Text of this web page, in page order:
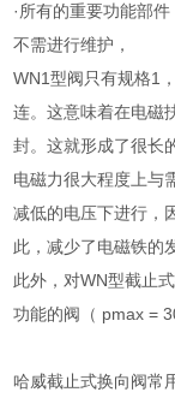
·所有的重要功能部
不需进行维护，
WN1型阀只有规格1
连。这意味着在电磁
封。这就形成了很长
电磁力很大程度上与
减低的电压下进行，
此，减少了电磁铁的
此外，对WN型截止
功能的阀（ pmax =
哈威截止式换向阀常